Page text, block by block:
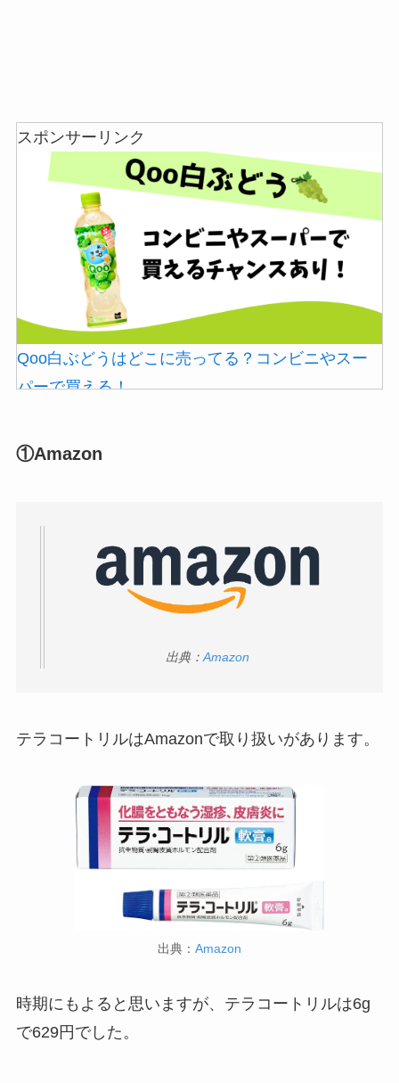
冷凍ペットボトルはどこに売ってる？ドンキやセ
ブンなどのコンビニで買える！
スーツケースカバーはどこに売ってる？100均（ダ
イソー）やドンキで買える！
スポンサーリンク
Qoo白ぶどうはどこに売ってる？コンビニやスー
パーで買える！
ストレッチポールはどこで買える？取扱店は100均
アサイーの冷凍はどこに売ってる？コストコや業
務スーパーで買える！
①Amazon
出典： Amazon
テラコートリルはAmazonで取り扱いがあります。
出典： Amazon
時期にもよると思いますが、テラコートリルは6g
で629円でした。